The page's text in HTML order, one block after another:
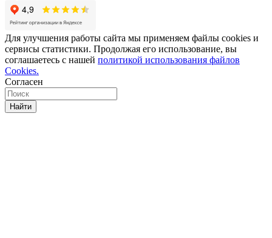
Для улучшения работы сайта мы применяем файлы cookies и
сервисы статистики. Продолжая его использование, вы
соглашаетесь с нашей политикой использования файлов
Cookies.
Согласен
Найти